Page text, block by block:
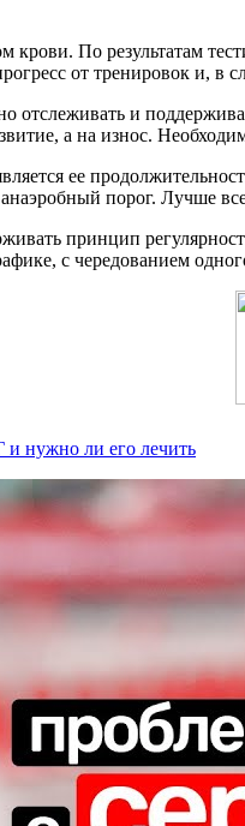
крови. По результатам
от тренировок и, в
отслеживать и
а на износ.
ее
порог. Лучше
принцип
с чередованием
нужно ли его лечить